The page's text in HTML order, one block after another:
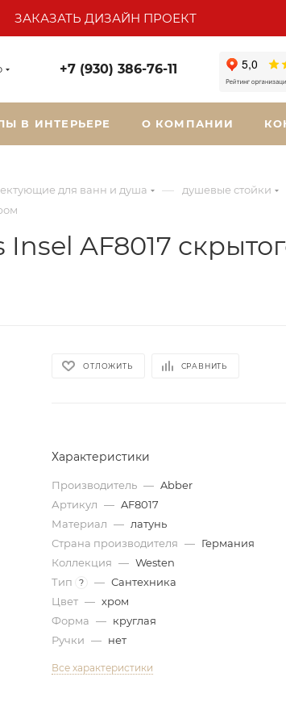
ЗАКАЗАТЬ ДИЗАЙН ПРОЕКТ
+7 (930) 386-76-11
В ИНТЕРЬЕРЕ О КОМПАНИИ
для ванн и душа —
душевые стойки
AF8017
ОТЛОЖИТЬ СРАВНИТЬ
Характеристики
Производитель — Abber
Артикул — AF8017
Материал — латунь
Страна производителя — Германия
Коллекция — Westen
Тип
? — Сантехника
Цвет — хром
Форма — круглая
Ручки — нет
Все характеристики